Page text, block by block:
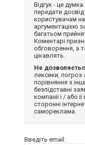
Відгук - це
передати
користувачам
аргументацією
багатьом
Коментарі
обговорення, а
цікавлять.
Не
лексики,
порівняння з
безпідставні
компанії і / або
сторонні
самореклама.
Введіть email: